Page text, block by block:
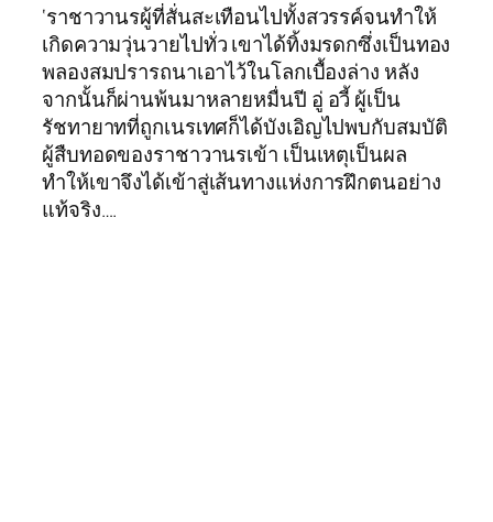
‘ราชาวานรผู้ที่สั่นสะเทือนไปทั้งสวรรค์จนทำให้
เกิดความวุ่นวายไปทั่ว เขาได้ทิ้งมรดกซึ่งเป็นทอง
พลองสมปรารถนาเอาไว้ในโลกเบื้องล่าง หลัง
จากนั้นก็ผ่านพ้นมาหลายหมื่นปี อู่ อวี้ ผู้เป็น
รัชทายาทที่ถูกเนรเทศก็ได้บังเอิญไปพบกับสมบัติ
ผู้สืบทอดของราชาวานรเข้า เป็นเหตุเป็นผล
ทำให้เขาจึงได้เข้าสู่เส้นทางแห่งการฝึกตนอย่าง
แท้จริง….